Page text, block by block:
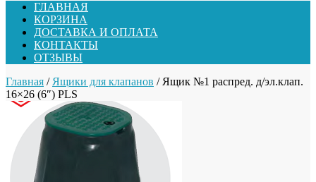
ГЛАВНАЯ
КОРЗИНА
ДОСТАВКА И ОПЛАТА
КОНТАКТЫ
ОТЗЫВЫ
Главная / Ящики для клапанов / Ящик №1 распред. д/эл.клап.
16×26 (6″) PLS